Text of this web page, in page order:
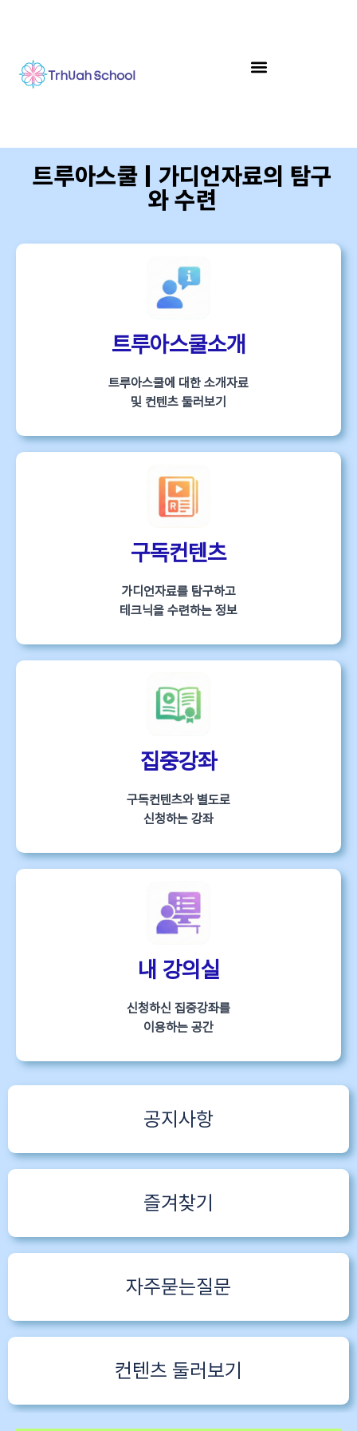
트루아스쿨 | 가디언자료의 탐구
와 수련
트루아스쿨소개
트루아스쿨에 대한 소개자료
및 컨텐츠 둘러보기
구독컨텐츠
가디언자료를 탐구하고
테크닉을 수련하는 정보
집중강좌
구독컨텐츠와 별도로
신청하는 강좌
내 강의실
신청하신 집중강좌를
이용하는 공간
공지사항
즐겨찾기
자주묻는질문
컨텐츠 둘러보기